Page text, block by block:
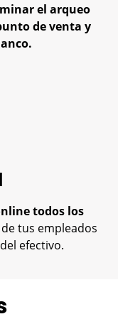
el arqueo
de venta y
todos los
de tus empleados
efectivo.